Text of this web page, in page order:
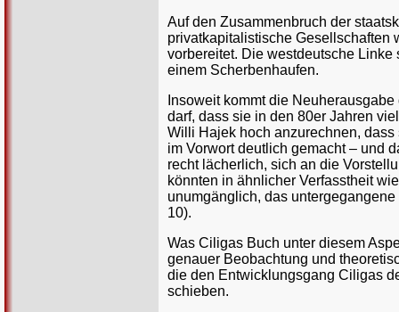
Auf den Zusammenbruch der
privatkapitalistische Gesellschaften
vorbereitet. Die westdeutsche
einem Scherbenhaufen.
Insoweit kommt die
darf, dass sie in den 80er Jahren
Willi Hajek hoch anzurechnen,
im Vorwort deutlich gemacht – und
recht lächerlich, sich an die
könnten in ähnlicher Verfasstheit
unumgänglich, das
10).
Was Ciligas Buch unter diesem
genauer Beobachtung und
die den Entwicklungsgang Ciligas
schieben.